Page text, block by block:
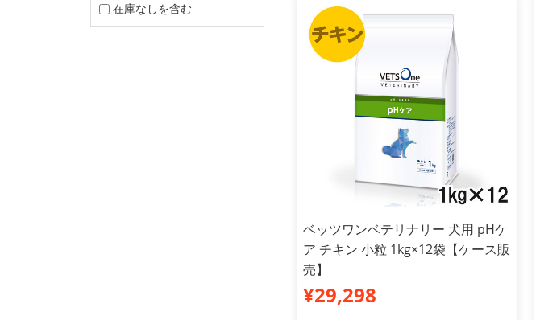
在庫なしを含む
ベッツワンベテリナリー 犬用 pHケ
ア チキン 小粒 1kg×12袋【ケース販
売】
¥29,298